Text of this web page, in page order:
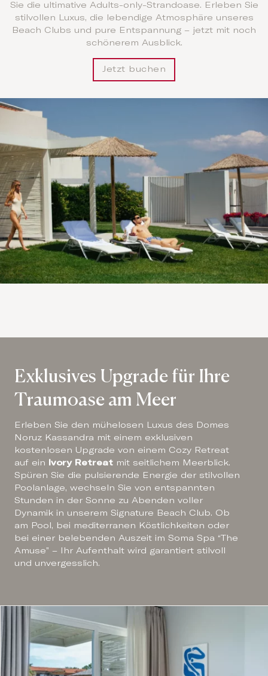
Sie die ultimative Adults-only-Strandoase. Erleben Sie
stilvollen Luxus, die lebendige Atmosphäre unseres
Beach Clubs und pure Entspannung – jetzt mit noch
schönerem Ausblick.
Jetzt buchen
Exklusives Upgrade für Ihre
Traumoase am Meer
Erleben Sie den mühelosen Luxus des Domes
Noruz Kassandra mit einem exklusiven
kostenlosen Upgrade von einem Cozy Retreat
auf ein
Ivory Retreat mit seitlichem Meerblick.
Spüren Sie die pulsierende Energie der stilvollen
Poolanlage, wechseln Sie von entspannten
Stunden in der Sonne zu Abenden voller
Dynamik in unserem Signature Beach Club. Ob
am Pool, bei mediterranen Köstlichkeiten oder
bei einer belebenden Auszeit im Soma Spa “The
Amuse” – Ihr Aufenthalt wird garantiert stilvoll
und unvergesslich.